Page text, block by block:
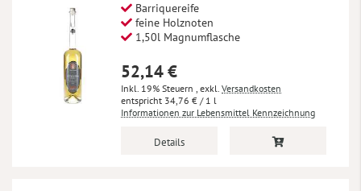
Barriquereife
feine Holznoten
1,50l Magnumflasche
52,14 €
Inkl. 19% Steuern , exkl. Versandkosten
34,76 € / 1 l
Informationen zur Lebensmittel Kennzeichnung
Details